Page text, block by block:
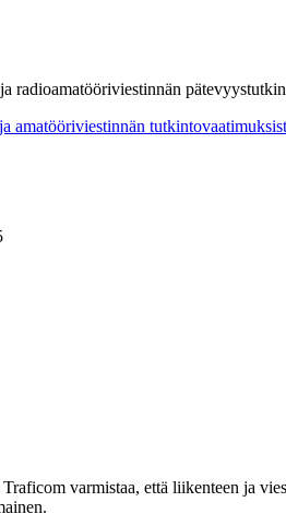
radioamatööriviestinnän
amatööriviestinnän
varmistaa, että liikenteen ja